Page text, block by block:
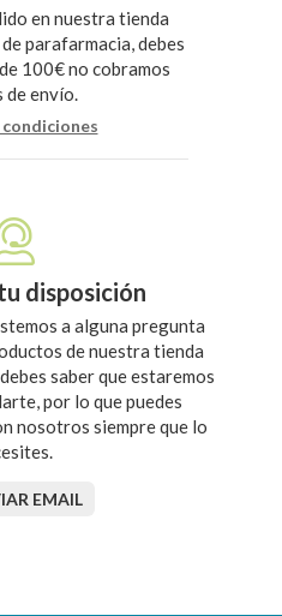
en nuestra tienda
parafarmacia, debes
100€ no cobramos
de envío.
disposición
a alguna pregunta
de nuestra tienda
saber que estaremos
por lo que puedes
nosotros siempre que lo
EMAIL